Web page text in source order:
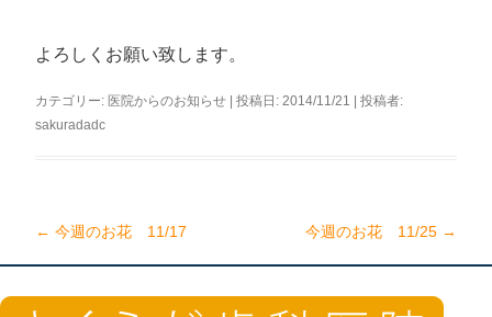
よろしくお願い致します。
カテゴリー: 医院からのお知らせ | 投稿日: 2014/11/21 |投稿者:
sakuradadc
ナ
← 今週のお花 11/17 今週のお花 11/25 →